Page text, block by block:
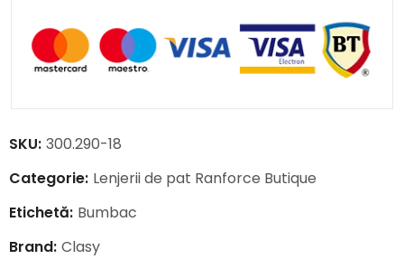
SKU: 300.290-18
Categorie: Lenjerii de pat Ranforce Butique
Etichetă: Bumbac
Brand: Clasy